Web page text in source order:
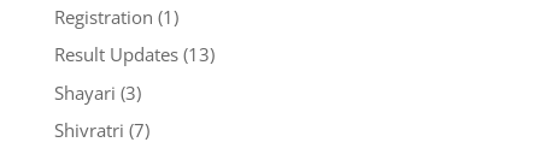
Registration (1)
Result Updates(13)
Shayari (3)
Shivratri (7)